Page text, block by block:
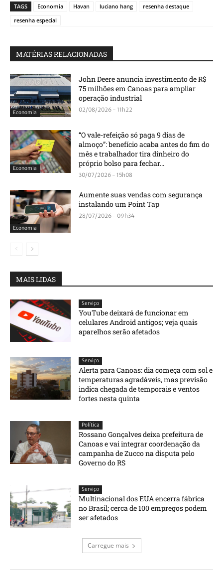
TAGS Economia Havan luciano hang
resenha destaque
resenha especial
MATÉRIAS RELACIONADAS
Economia
John Deere anuncia investimento de R$
75 milhões em Canoas para ampliar
operação industrial
02/08/2026 - 11h22
Economia
“O vale-refeição só paga 9 dias de
almoço”: benefício acaba antes do fim do
mês e trabalhador tira dinheiro do
próprio bolso para fechar...
30/07/2026 - 15h08
Economia
Aumente suas vendas com segurança
instalando um Point Tap
28/07/2026 - 09h34
MAIS LIDAS
Serviço
YouTube deixará de funcionar em
celulares Android antigos; veja quais
aparelhos serão afetados
Serviço
Alerta para Canoas: dia começa com sol e
temperaturas agradáveis, mas previsão
indica chegada de temporais e ventos
fortes nesta quinta
Política
Rossano Gonçalves deixa prefeitura de
Canoas e vai integrar coordenação da
campanha de Zucco na disputa pelo
Governo do RS
Serviço
Multinacional dos EUA encerra fábrica
no Brasil; cerca de 100 empregos podem
ser afetados
Carregue mais